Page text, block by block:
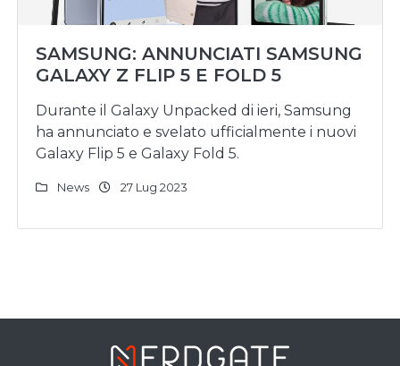
SAMSUNG: ANNUNCIATI SAMSUNG
GALAXY Z FLIP 5 E FOLD 5
Durante il Galaxy Unpacked di ieri, Samsung
ha annunciato e svelato ufficialmente i nuovi
Galaxy Flip 5 e Galaxy Fold 5.
News 27 Lug 2023